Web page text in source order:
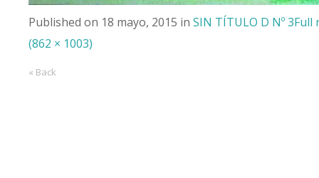
Published on 18 mayo, 2015 in SIN TÍTULO D Nº 3Full
(862 × 1003)
« Back